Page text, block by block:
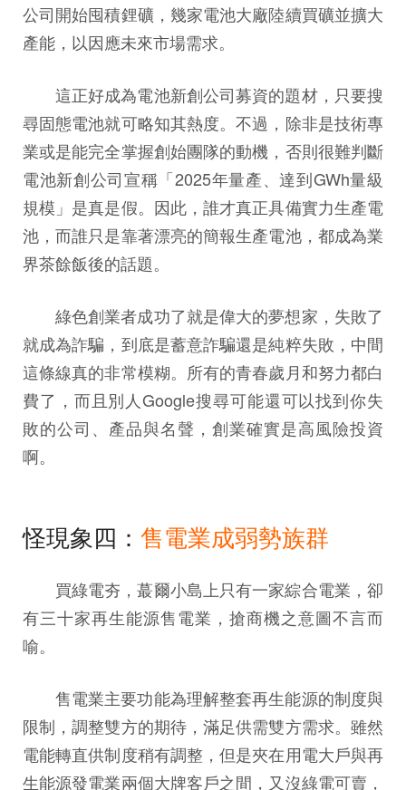
公司開始囤積鋰礦，幾家電池大廠陸續買礦並擴大
產能，以因應未來市場需求。
這正好成為電池新創公司募資的題材，只要搜
尋固態電池就可略知其熱度。不過，除非是技術專
業或是能完全掌握創始團隊的動機，否則很難判斷
電池新創公司宣稱「2025年量產、達到GWh量級
規模」是真是假。因此，誰才真正具備實力生產電
池，而誰只是靠著漂亮的簡報生產電池，都成為業
界茶餘飯後的話題。
綠色創業者成功了就是偉大的夢想家，失敗了
就成為詐騙，到底是蓄意詐騙還是純粹失敗，中間
這條線真的非常模糊。所有的青春歲月和努力都白
費了，而且別人Google搜尋可能還可以找到你失
敗的公司、產品與名聲，創業確實是高風險投資
啊。
怪現象四： 售電業成弱勢族群
買綠電夯，蕞爾小島上只有一家綜合電業，卻
有三十家再生能源售電業，搶商機之意圖不言而
喻。
售電業主要功能為理解整套再生能源的制度與
限制，調整雙方的期待，滿足供需雙方需求。雖然
電能轉直供制度稍有調整，但是夾在用電大戶與再
生能源發電業兩個大牌客戶之間，又沒綠電可賣，